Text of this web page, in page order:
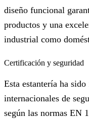
diseño funcional
productos y una
industrial como
Certificación y seguridad
Esta estantería ha
internacionales de
según las normas EN